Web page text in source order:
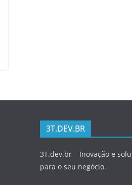
3T.DEV.BR
3T.dev.br – Inovação e
para o seu negócio.